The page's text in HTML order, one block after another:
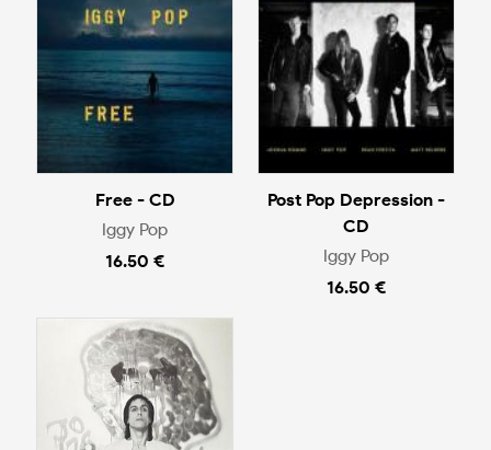
Free - CD
Iggy Pop
16.50 €
Post Pop Depression -
CD
Iggy Pop
16.50 €